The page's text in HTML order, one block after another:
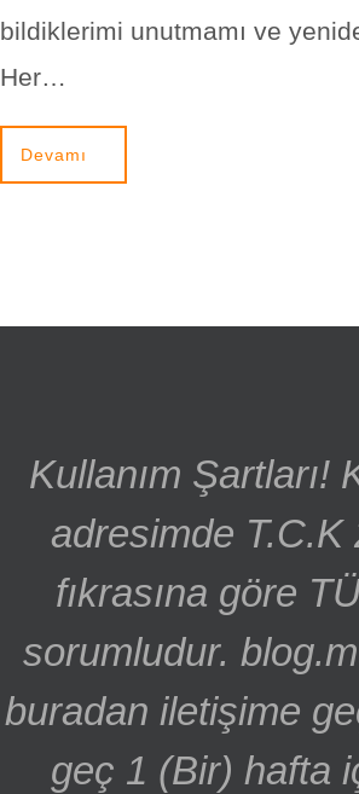
bildiklerimi unutmamı ve
Her…
Devamı
Kullanım
adresimde T.C.K
fıkrasına göre
sorumludur.
buradan iletişime
geç 1 (Bir) hafta